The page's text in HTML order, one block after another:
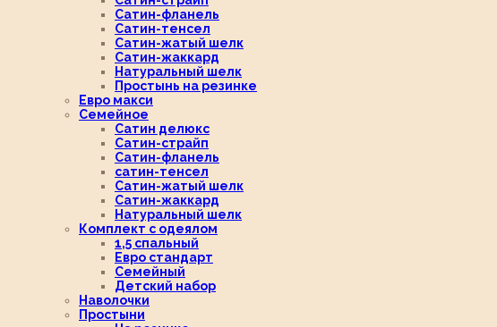
Сатин-фланель
Сатин-тенсел
Сатин-жатый шелк
Сатин-жаккард
Натуральный шелк
Простынь на резинке
Евро макси
Семейное
Сатин делюкс
Сатин-страйп
Сатин-фланель
сатин-тенсел
Сатин-жатый шелк
Сатин-жаккард
Натуральный шелк
Комплект с одеялом
1,5 спальный
Евро стандарт
Семейный
Детский набор
Наволочки
Простыни